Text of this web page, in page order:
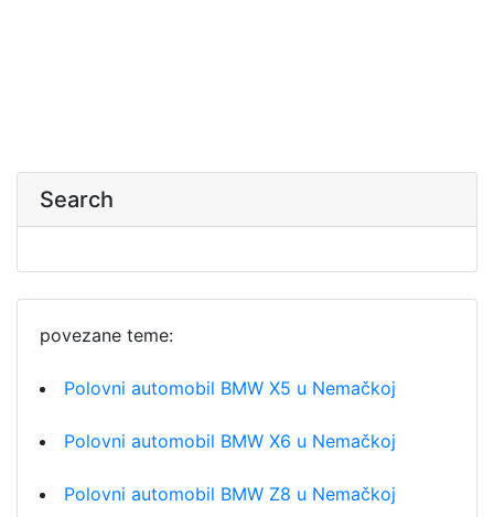
Search
povezane teme:
Polovni automobil BMW X5 u Nemačkoj
Polovni automobil BMW X6 u Nemačkoj
Polovni automobil BMW Z8 u Nemačkoj